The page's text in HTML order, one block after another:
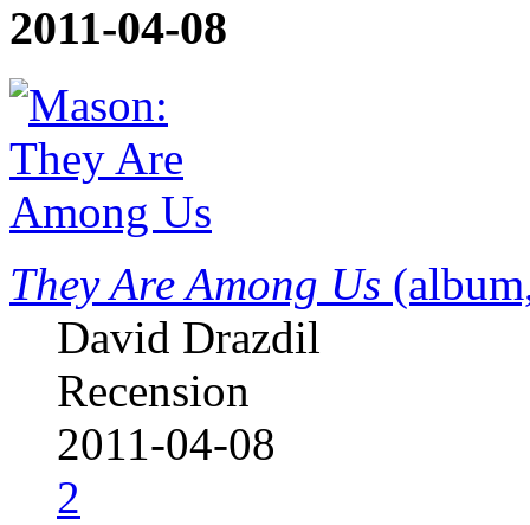
2011-04-08
They Are Among Us
David Drazdil
Recension
2011-04-08
2